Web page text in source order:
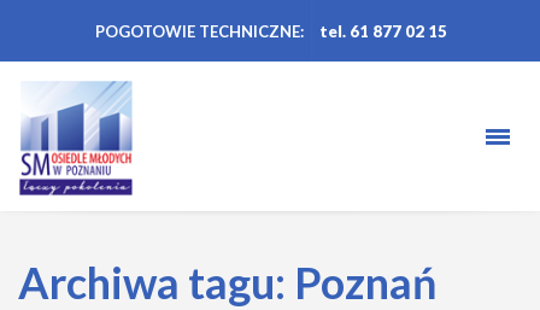
POGOTOWIE TECHNICZNE: tel. 61 877 02 15
Archiwa tagu: Poznań